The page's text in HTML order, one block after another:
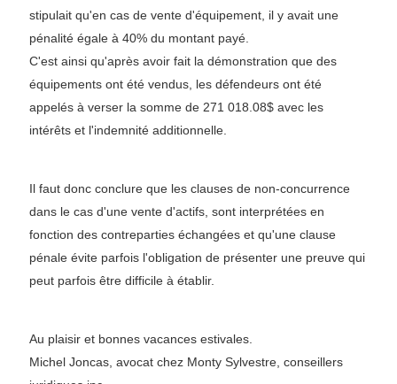
stipulait qu'en cas de vente d'équipement, il y avait une
pénalité égale à 40% du montant payé.
C'est ainsi qu'après avoir fait la démonstration que des
équipements ont été vendus, les défendeurs ont été
appelés à verser la somme de 271 018.08$ avec les
intérêts et l'indemnité additionnelle.
Il faut donc conclure que les clauses de non-concurrence
dans le cas d'une vente d'actifs, sont interprétées en
fonction des contreparties échangées et qu'une clause
pénale évite parfois l'obligation de présenter une preuve qui
peut parfois être difficile à établir.
Au plaisir et bonnes vacances estivales.
Michel Joncas, avocat chez Monty Sylvestre, conseillers